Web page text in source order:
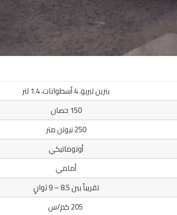
بنزين تيربو، 4 أسطوانات، 1.4 لتر
150 حصان
250 نيوتن متر
أوتوماتيكي
أمامي
تقريباً بين 8.5 – 9 ثوانٍ